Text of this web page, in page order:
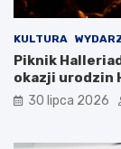
KULTURA
Piknik
okazji urodzin
30 lipca 2026